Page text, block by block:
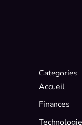
Categories
Accueil
Finances
Technologie